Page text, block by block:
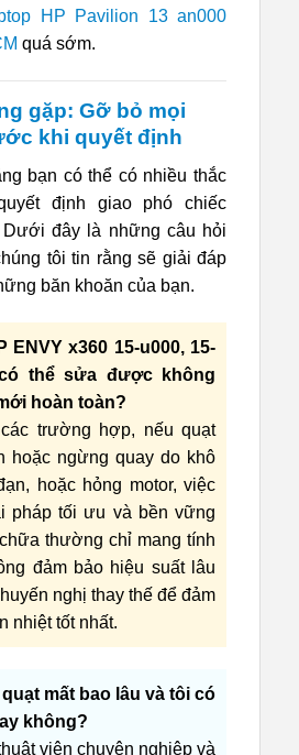
HP Pavilion 13 an000
quá sớm.
gặp: Gỡ bỏ mọi
khi quyết định
bạn có thể có nhiều thắc
định giao phó chiếc
Dưới đây là những câu hỏi
tôi tin rằng sẽ giải đáp
băn khoăn của bạn.
ENVY x360 15-u000, 15-
thể sửa được không
hoàn toàn?
trường hợp, nếu quạt
hoặc ngừng quay do khô
hoặc hỏng motor, việc
pháp tối ưu và bền vững
thường chỉ mang tính
đảm bảo hiệu suất lâu
nghị thay thế để đảm
nhiệt tốt nhất.
mất bao lâu và tôi có
không?
viên chuyên nghiệp và